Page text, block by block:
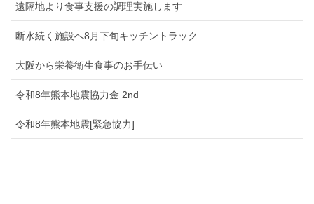
遠隔地より食事支援の調理実施します
断水続く施設へ8月下旬キッチントラック
大阪から栄養衛生食事のお手伝い
令和8年熊本地震協力金 2nd
令和8年熊本地震[緊急協力]